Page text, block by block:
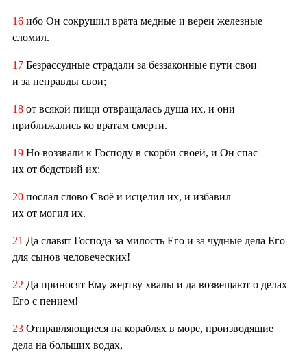
16 ибо Он сокрушил врата медные и вереи железные
сломил.
17 Безрассудные страдали за беззаконные пути свои
и за неправды свои;
18 от всякой пищи отвращалась душа их, и они
приближались ко вратам смерти.
19 Но воззвали к Господу в скорби своей, и Он спас
их от бедствий их;
20 послал слово Своё и исцелил их, и избавил
их от могил их.
21 Да славят Господа за милость Его и за чудные дела Его
для сынов человеческих!
22 Да приносят Ему жертву хвалы и да возвещают о делах
Его с пением!
23 Отправляющиеся на кораблях в море, производящие
дела на больших водах,